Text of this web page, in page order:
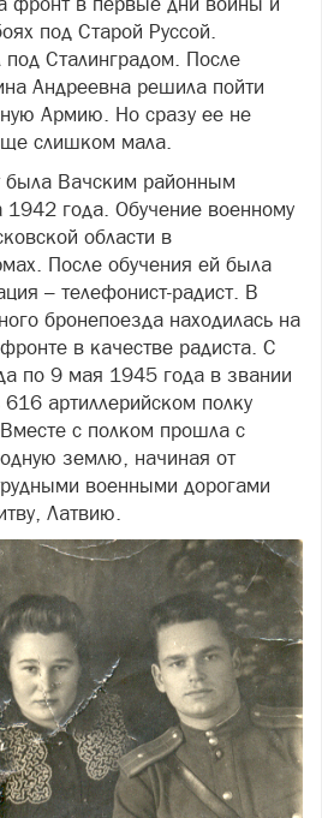
под Старой Руссой.
Сталинградом. После
Андреевна решила пойти
Армию. Но сразу ее не
слишком мала.
была Вачским районным
года. Обучение военному
области в
После обучения ей была
– телефонист-радист. В
бронепоезда находилась на
в качестве радиста. С
по 9 мая 1945 года в звании
артиллерийском полку
с полком прошла с
землю, начиная от
военными дорогами
Латвию.